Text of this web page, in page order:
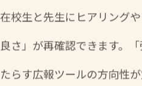
在校生と先生にヒアリング
良さ」が再確認できます。
たらす広報ツールの方向性が